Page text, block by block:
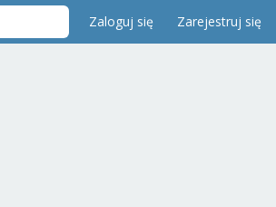
Zaloguj się Zarejestruj się